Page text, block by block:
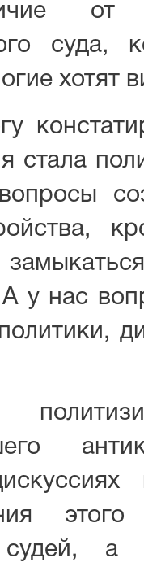
от
суда,
хотят
стала
у нас
а